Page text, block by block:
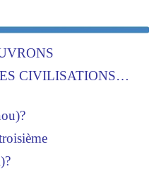
CIVILISATIONS…